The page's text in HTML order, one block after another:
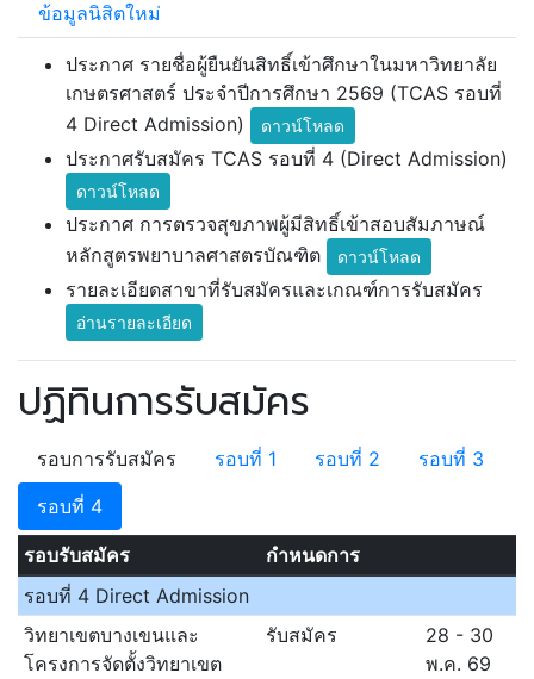
ข้อมูลนิสิตใหม่
ประกาศ รายชื่อผู้ยืนยันสิทธิ์เข้าศึกษาในมหาวิทยาลัย
เกษตรศาสตร์ ประจำปีการศึกษา 2569 (TCAS รอบที่
4 Direct Admission)
ดาวน์โหลด
ประกาศรับสมัคร TCAS รอบที่ 4 (Direct Admission)
ดาวน์โหลด
ประกาศ การตรวจสุขภาพผู้มีสิทธิ์เข้าสอบสัมภาษณ์
หลักสูตรพยาบาลศาสตรบัณฑิต
ดาวน์โหลด
รายละเอียดสาขาที่รับสมัครและเกณฑ์การรับสมัคร
อ่านรายละเอียด
ปฏิทินการรับสมัคร
รอบการรับสมัคร รอบที่ 1 รอบที่ 2
รอบที่ 3
รอบที่ 4
รอบรับสมัคร
กำหนดการ
รอบที่ 4 Direct Admission
วิทยาเขตบางเขนและ
โครงการจัดตั้งวิทยาเขต
รับสมัคร
28 - 30
พ.ค. 69